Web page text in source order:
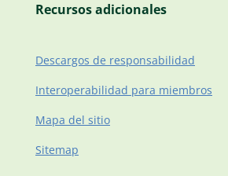
Recursos adicionales
Descargos de responsabilidad
Interoperabilidad para miembros
Mapa del sitio
Sitemap